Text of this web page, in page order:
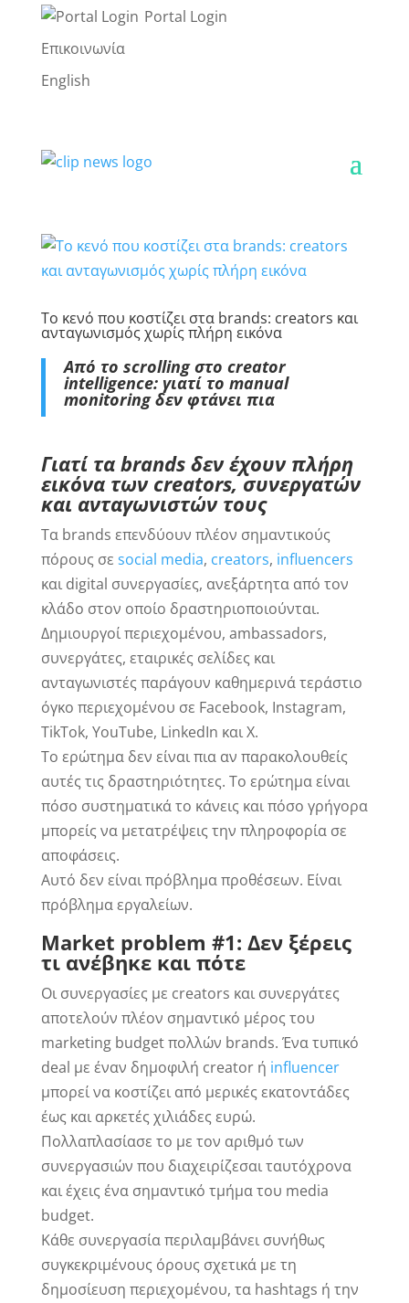
Portal Login
Επικοινωνία
English
Το κενό που κοστίζει στα brands: creators και
ανταγωνισμός χωρίς πλήρη εικόνα
Από το scrolling στο creator
intelligence: γιατί το manual
monitoring δεν φτάνει πια
Γιατί τα brands δεν έχουν πλήρη
εικόνα των creators, συνεργατών
και ανταγωνιστών τους
Τα brands επενδύουν πλέον σημαντικούς
πόρους σε social media, creators, influencers
και digital συνεργασίες, ανεξάρτητα από τον
κλάδο στον οποίο δραστηριοποιούνται.
Δημιουργοί περιεχομένου, ambassadors,
συνεργάτες, εταιρικές σελίδες και
ανταγωνιστές παράγουν καθημερινά τεράστιο
όγκο περιεχομένου σε Facebook, Instagram,
TikTok, YouTube, LinkedIn και X.
Το ερώτημα δεν είναι πια αν παρακολουθείς
αυτές τις δραστηριότητες. Το ερώτημα είναι
πόσο συστηματικά το κάνεις και πόσο γρήγορα
μπορείς να μετατρέψεις την πληροφορία σε
αποφάσεις.
Αυτό δεν είναι πρόβλημα προθέσεων. Είναι
πρόβλημα εργαλείων.
Market problem #1: Δεν ξέρεις
τι ανέβηκε και πότε
Οι συνεργασίες με creators και συνεργάτες
αποτελούν πλέον σημαντικό μέρος του
marketing budget πολλών brands. Ένα τυπικό
deal με έναν δημοφιλή creator ή influencer
μπορεί να κοστίζει από μερικές εκατοντάδες
έως και αρκετές χιλιάδες ευρώ.
Πολλαπλασίασε το με τον αριθμό των
συνεργασιών που διαχειρίζεσαι ταυτόχρονα
και έχεις ένα σημαντικό τμήμα του media
budget.
Κάθε συνεργασία περιλαμβάνει συνήθως
συγκεκριμένους όρους σχετικά με τη
δημοσίευση περιεχομένου, τα hashtags ή την